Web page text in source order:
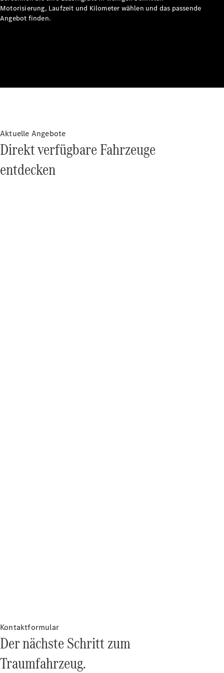
Technologie
&
Autonomes
Fahren
Fahrassistenzsysteme
Innovative
Motorisierung, Laufzeit und Kilometer wählen und das passende
Angebot finden.
Aktuelle Angebote
Direkt verfügbare Fahrzeuge
entdecken
Kontaktformular
Der nächste Schritt zum
Traumfahrzeug.